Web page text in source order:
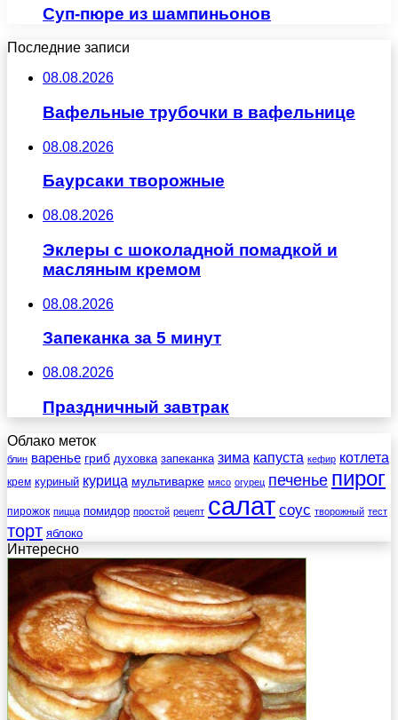
Суп-пюре из шампиньонов
Последние записи
08.08.2026
Вафельные трубочки в вафельнице
08.08.2026
Баурсаки творожные
08.08.2026
Эклеры с шоколадной помадкой и
масляным кремом
08.08.2026
Запеканка за 5 минут
08.08.2026
Праздничный завтрак
Облако меток
блин варенье гриб духовка запеканка зима капуста кефир котлета
крем куриный курица мультиварке мясо огурец печенье пирог
пирожок пицца помидор простой рецепт салат соус творожный тест
торт яблоко
Интересно